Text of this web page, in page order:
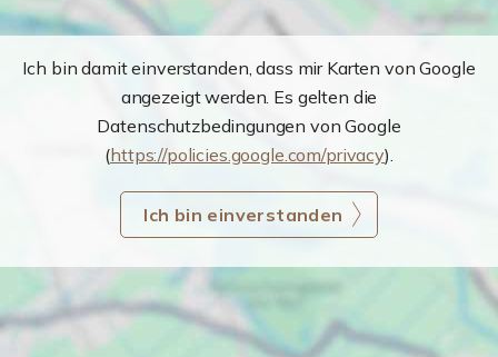
Ich bin damit einverstanden, dass mir Karten von Google
angezeigt werden. Es gelten die
Datenschutzbedingungen von Google
(https://policies.google.com/privacy).
Ich bin einverstanden